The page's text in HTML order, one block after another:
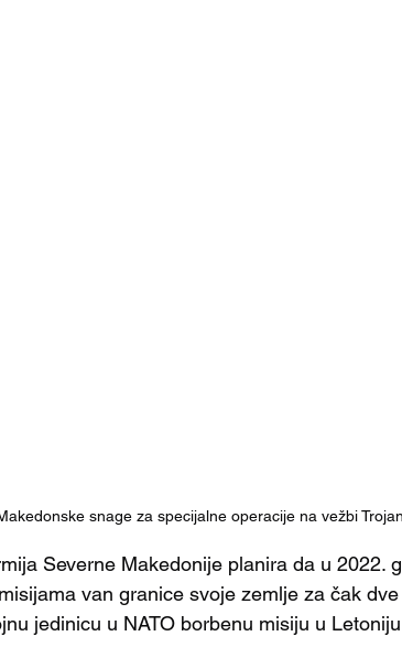
snage za specijalne operacije na vežbi
Severne Makedonije planira da u 2022.
van granice svoje zemlje za čak
jedinicu u NATO borbenu misiju u